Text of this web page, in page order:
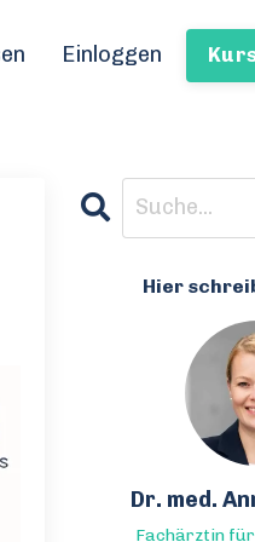
Einloggen
Hier
Dr. med.
Fachärztin